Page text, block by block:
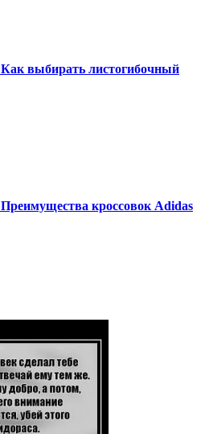
Как выбирать листогибочный
Преимущества кроссовок Adidas